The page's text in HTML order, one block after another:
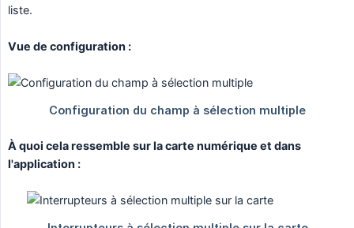
liste.
Vue de configuration :
À quoi cela ressemble sur la carte numérique et dans
l'application :